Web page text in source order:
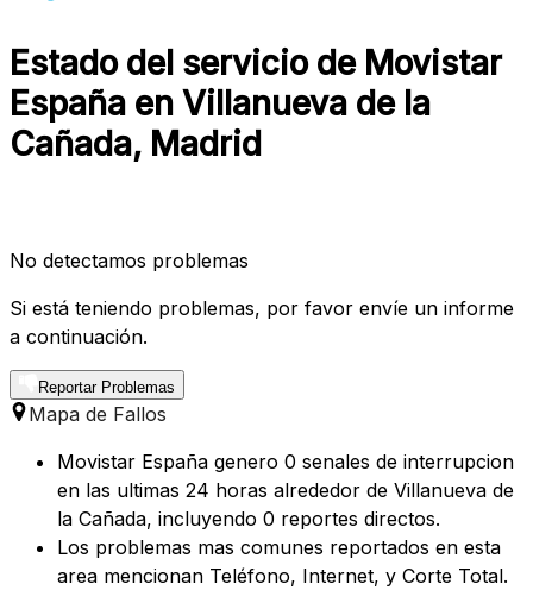
Estado del servicio de Movistar
España en Villanueva de la
Cañada, Madrid
No detectamos problemas
Si está teniendo problemas, por favor envíe un informe
a continuación.
Reportar Problemas
Mapa de Fallos
Movistar España genero 0 senales de interrupcion
en las ultimas 24 horas alrededor de Villanueva de
la Cañada, incluyendo 0 reportes directos.
Los problemas mas comunes reportados en esta
area mencionan Teléfono, Internet, y Corte Total.